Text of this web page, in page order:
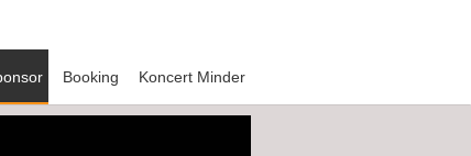
Booking Koncert Minder